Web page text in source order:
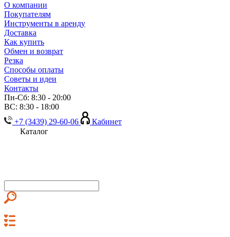
О компании
Покупателям
Инструменты в аренду
Доставка
Как купить
Обмен и возврат
Резка
Способы оплаты
Советы и идеи
Контакты
Пн-Сб: 8:30 - 20:00
ВС: 8:30 - 18:00
+7 (3439) 29-60-06
Кабинет
Каталог